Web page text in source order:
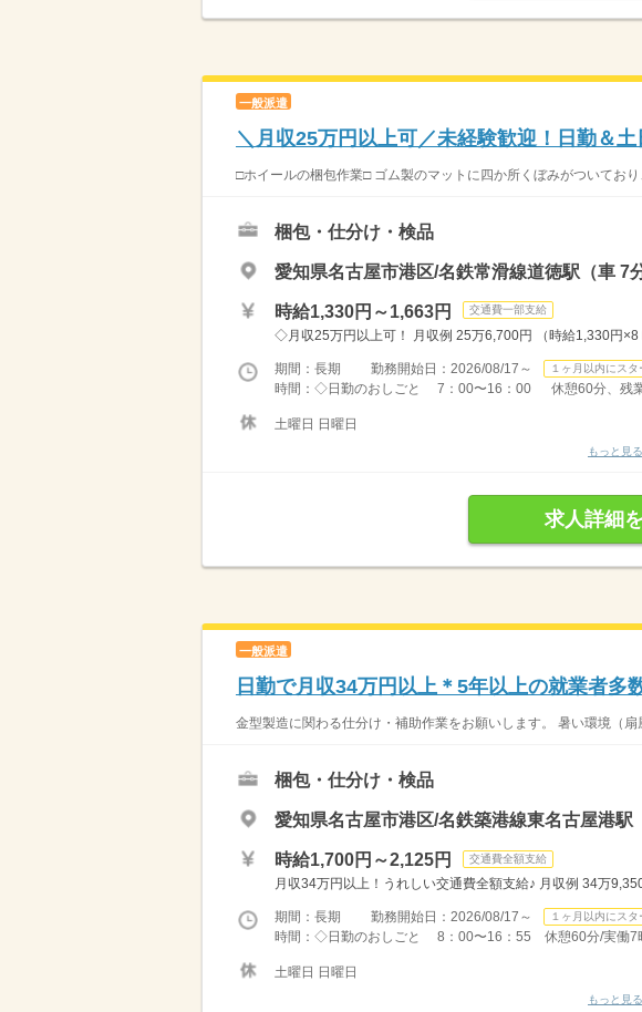
一般派遣
＼月収25万円以上可／未経験歓迎！日勤＆
□ホイールの梱包作業□ ゴム製のマットに四か所くぼみがついてお
梱包・仕分け・検品
愛知県名古屋市港区/名鉄常滑線道徳駅（車 7分
時給1,330円～1,663円 交通費一部支給
◇月収25万円以上可！ 月収例 25万6,700円 （時給1,330円×8
期間：長期 勤務開始日：2026/08/17～ １ヶ月以内にスタ
時間：◇日勤のおしごと 7：00〜16：00 休憩60分、残業
土曜日 日曜日
もっと見る
求人詳細
一般派遣
日勤で月収34万円以上＊5年以上の就業者多
金型製造に関わる仕分け・補助作業をお願いします。 暑い環境（
梱包・仕分け・検品
愛知県名古屋市港区/名鉄築港線東名古屋港駅
時給1,700円～2,125円 交通費全額支給
月収34万円以上！うれしい交通費全額支給♪ 月収例 34万
期間：長期 勤務開始日：2026/08/17～ １ヶ月以内にスタ
時間：◇日勤のおしごと 8：00〜16：55 休憩60分/実働7
土曜日 日曜日
もっと見る